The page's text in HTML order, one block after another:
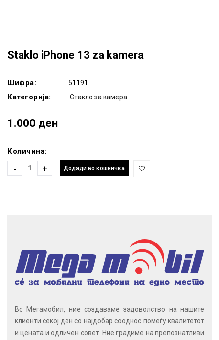
Staklo iPhone 13 za kamera
Шифра: 51191
Категорија: Стакло за камера
1.000 ден
Количина:
- + Додади во кошничка
Во Мегамобил, ние создаваме задоволство на нашите
клиенти секој ден со најдобар сооднос помеѓу квалитетот
и цената и одличен совет. Ние градиме на препознатливи